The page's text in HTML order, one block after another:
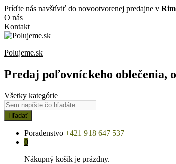
Príďte nás navštíviť do novootvorenej predajne v
O nás
Kontakt
Polujeme.sk
Predaj poľovníckeho oblečenia,
Všetky kategórie
Hľadať
Poradenstvo +421 918 647 537
0
Nákupný košík je prázdny.